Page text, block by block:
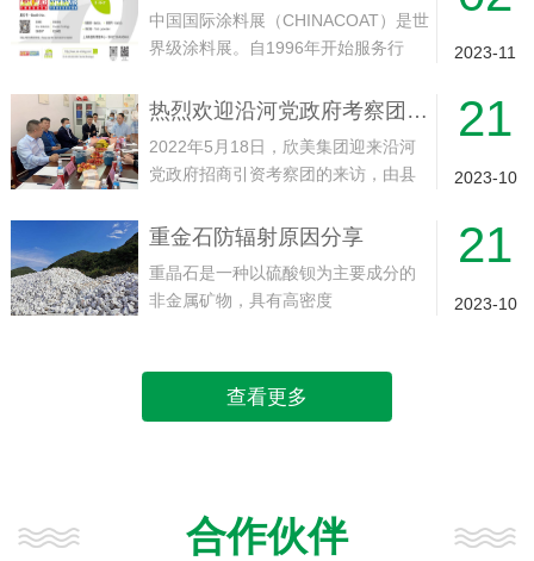
届时光临！...
中国国际涂料展（CHINACOAT）是世
界级涂料展。自1996年开始服务行
行，展会一直致力为涂料行业的供应
台。面对面接触全球，尤其是来自中...
2023-11
热烈欢迎沿河党政府考察团领导莅临欣美集团工厂实地考察指导
2022年5月18日，欣美集团迎来沿河
党政府招商引资考察团的来访，由县
队，沿河经济开发区党工委副书记、
访。就实现产业“建链、补链、强链...
21
2023-10
重金石防辐射原因分享
重晶石是一种以硫酸钡为主要成分的
非金属矿物，具有高密度
水和盐酸，无毒、无磁性，而且具有
吸收X射线和γ射线的特点。1. ...
21
2023-10
查看更多
合作伙伴